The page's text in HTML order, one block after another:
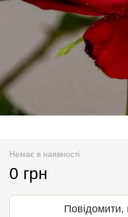
Немає в наявності
0 грн
Повідомити,